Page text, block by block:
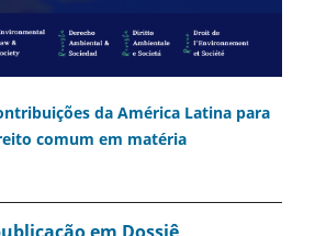
da América Latina para
comum em matéria